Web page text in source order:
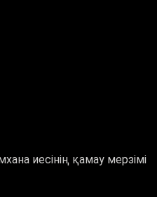
иесінің қамау мерзімі